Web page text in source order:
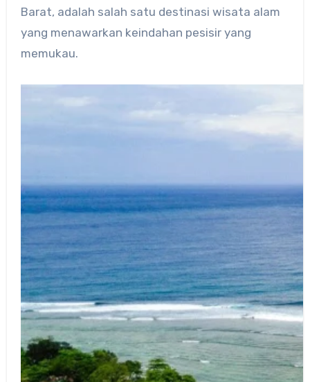
Barat, adalah salah satu destinasi wisata alam
yang menawarkan keindahan pesisir yang
memukau.